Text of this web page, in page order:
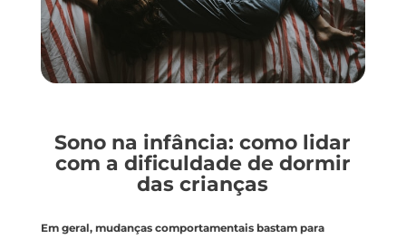
Sono na infância: como lidar
com a dificuldade de dormir
das crianças
Em geral, mudanças comportamentais bastam para